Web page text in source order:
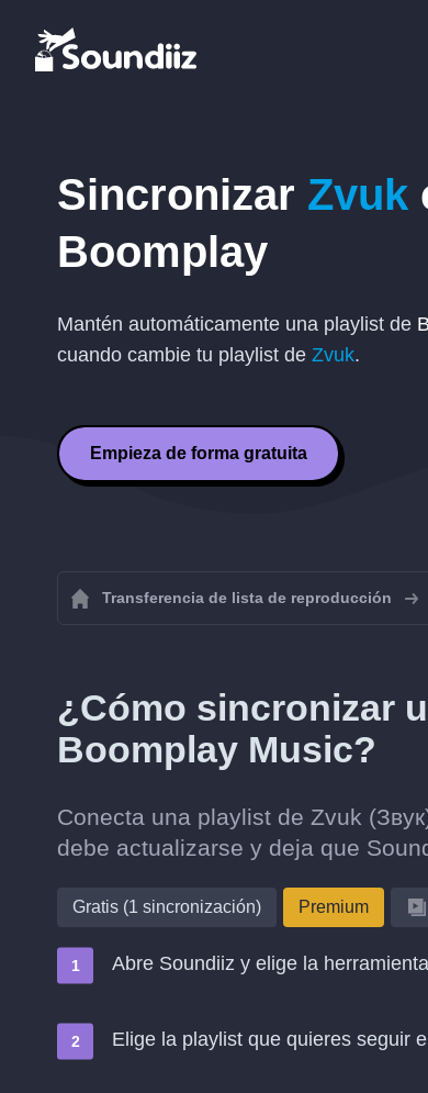
Sincronizar Zvuk
Boomplay
Mantén automáticamente una playlist de
cuando cambie tu playlist de Zvuk.
Empieza de forma gratuita
Transferencia de lista de reproducción
¿Cómo sincronizar
Boomplay Music?
Conecta una playlist de Zvuk
debe actualizarse y deja que
Gratis (1 sincronización) Premium
Abre Soundiiz y elige la
Elige la playlist que quieres seguir